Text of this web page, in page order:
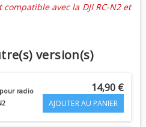
avec la DJI RC-N2 et
version(s)
radio
14,90 €
AJOUTER AU PANIER